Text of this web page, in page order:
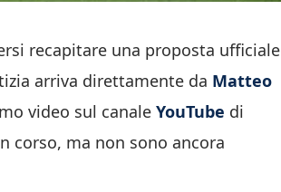
recapitare una proposta ufficiale
arriva direttamente da Matteo
video sul canale YouTube di
corso, ma non sono ancora